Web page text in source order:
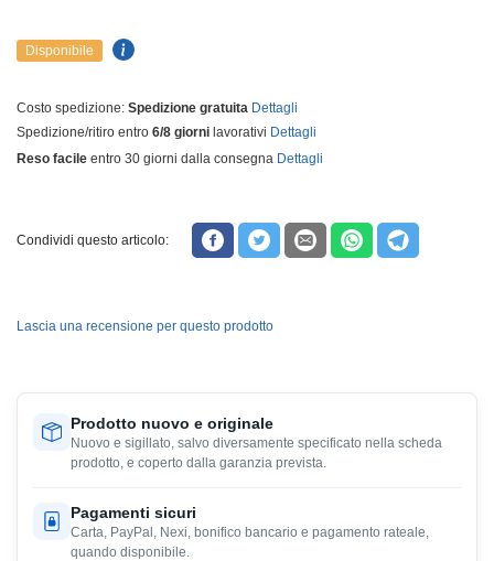
Disponibile
Costo spedizione: Spedizione gratuita Dettagli
Spedizione/ritiro entro 6/8 giorni lavorativi Dettagli
Reso facile entro 30 giorni dalla consegna Dettagli
Condividi questo articolo:
Lascia una recensione per questo prodotto
Prodotto nuovo e originale
Nuovo e sigillato, salvo diversamente specificato nella scheda
prodotto, e coperto dalla garanzia prevista.
Pagamenti sicuri
Carta, PayPal, Nexi, bonifico bancario e pagamento rateale,
quando disponibile.